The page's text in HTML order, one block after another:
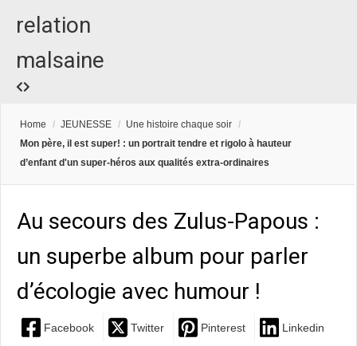
relation
malsaine
Home / JEUNESSE / Une histoire chaque soir /
Mon père, il est super! : un portrait tendre et rigolo à hauteur
d’enfant d'un super-héros aux qualités extra-ordinaires
Au secours des Zulus-Papous :
un superbe album pour parler
d’écologie avec humour !
Facebook Twitter Pinterest Linkedin